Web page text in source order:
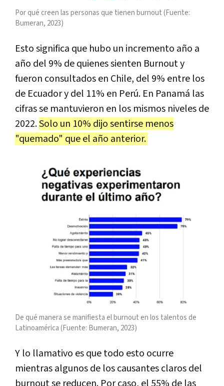
Por qué creen las personas que tienen burnout (Fuente:
Bumeran, 2023)
Esto significa que hubo un incremento año a
año del 9% de quienes sienten Burnout y
fueron consultados en Chile, del 9% entre los
de Ecuador y del 11% en Perú. En Panamá las
cifras se mantuvieron en los mismos niveles de
2022.Solo un 10% dijo sentirse menos
"quemado" que el año anterior.
De qué manera se manifiesta el burnout en los talentos de
Latinoamérica (Fuente: Bumeran, 2023)
Y lo llamativo es que todo esto ocurre
mientras algunos de los causantes claros del